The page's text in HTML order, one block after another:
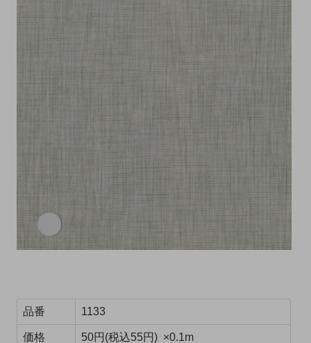
品番 1133
価格 50円(税込55円) ×0.1m